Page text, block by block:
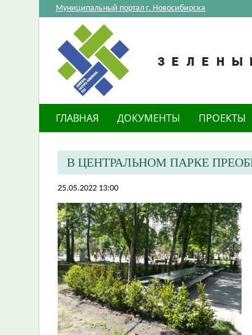
Муниципальный портал г. Новосибирска
ГЛАВНАЯ ДОКУМЕНТЫ ПРОЕКТЫ
В ЦЕНТРАЛЬНОМ ПАРКЕ
25.05.2022 13:00